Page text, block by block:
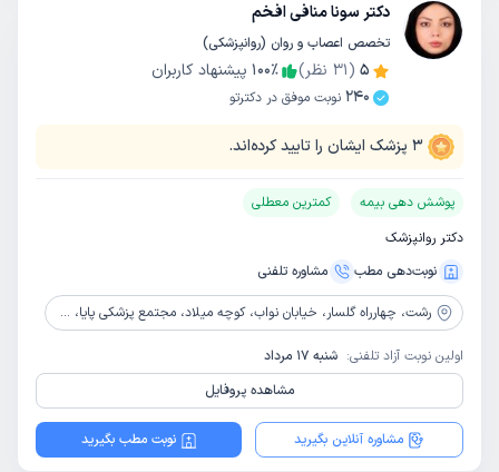
دکتر سونا منافی افخم
تخصص اعصاب و روان (روانپزشکی)
5
(
31 نظر) 100٪
پیشنهاد کاربران
240 نوبت موفق در دکترتو
3 پزشک ایشان را تایید کرده‌اند.
پوشش دهی بیمه
کمترین معطلی
دکتر روانپزشک
نوبت‌دهی مطب
مشاوره‌ تلفنی
رشت، چهارراه گلسار، خیابان نواب، کوچه میلاد، مجتمع پزشکی پایا، طبقه3، واحد 9
اولین نوبت آزاد تلفنی: شنبه 17 مرداد
مشاهده پروفایل
مشاوره آنلاین بگیرید نوبت مطب بگیرید